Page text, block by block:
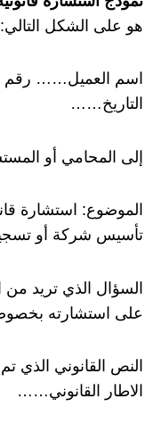
هو على الشكل التالي:
اسم العميل……
التاريخ……
إلى المحامي أو
الموضوع: استشارة
تأسيس شركة أو
السؤال الذي تريد من
على استشارته
النص القانوني الذي
الاطار القانوني……